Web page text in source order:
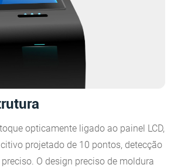
opticamente ligado ao painel LCD,
projetado de 10 pontos, detecção
O design preciso de moldura